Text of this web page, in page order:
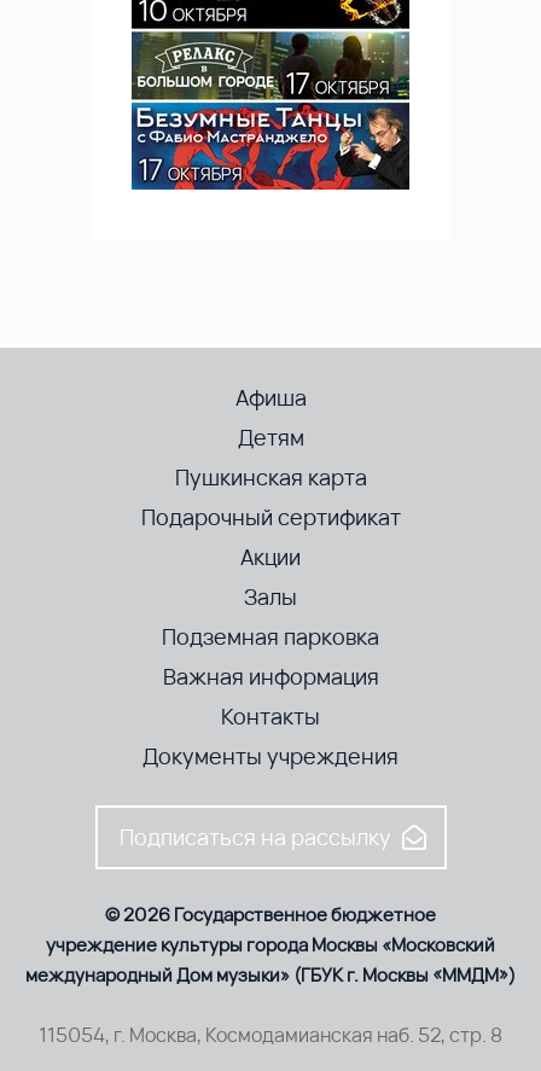
Афиша
Детям
Пушкинская карта
Подарочный сертификат
Акции
Залы
Подземная парковка
Важная информация
Контакты
Документы учреждения
Подписаться на рассылку
© 2026 Государственное бюджетное
учреждение культуры города Москвы «Московский
международный Дом музыки» (ГБУК г. Москвы «ММДМ»)
115054, г. Москва, Космодамианская наб. 52, стр. 8